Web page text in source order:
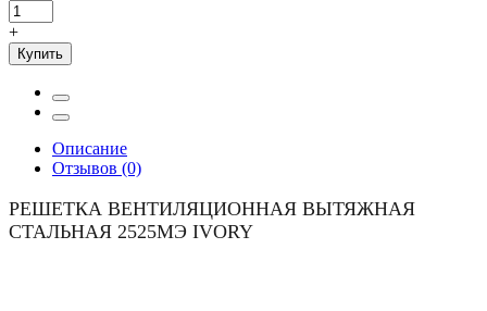
+
Купить
Описание
Отзывов (0)
РЕШЕТКА ВЕНТИЛЯЦИОННАЯ ВЫТЯЖНАЯ
СТАЛЬНАЯ 2525МЭ IVORY